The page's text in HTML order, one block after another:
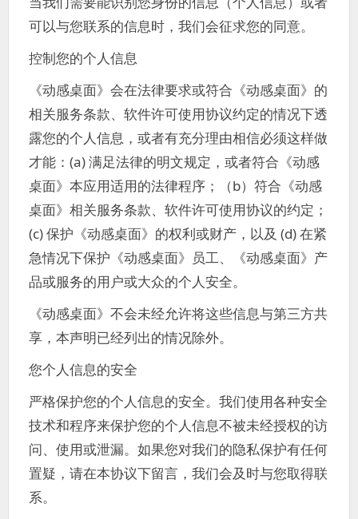
可以与您联系的信息时，我们会征求您的同意。
控制您的个人信息
《动感桌面》会在法律要求或符合《动感桌面》的
相关服务条款、软件许可使用协议约定的情况下透
露您的个人信息，或者有充分理由相信必须这样做
才能：(a) 满足法律的明文规定，或者符合《动感
桌面》本应用适用的法律程序；（b）符合《动感
桌面》相关服务条款、软件许可使用协议的约定；
(c) 保护《动感桌面》的权利或财产，以及 (d) 在紧
急情况下保护《动感桌面》员工、《动感桌面》产
品或服务的用户或大众的个人安全。
《动感桌面》不会未经允许将这些信息与第三方共
享，本声明已经列出的情况除外。
您个人信息的安全
严格保护您的个人信息的安全。我们使用各种安全
技术和程序来保护您的个人信息不被未经授权的访
问、使用或泄漏。如果您对我们的隐私保护有任何
置疑，请在本协议下留言，我们会及时与您取得联
系。